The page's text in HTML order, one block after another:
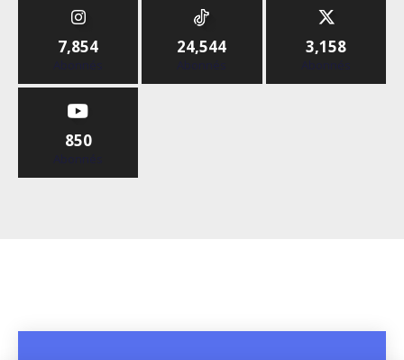
7,854
Abonnés
24,544
Abonnés
3,158
Abonnés
850
Abonnés